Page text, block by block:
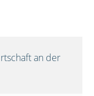
an der